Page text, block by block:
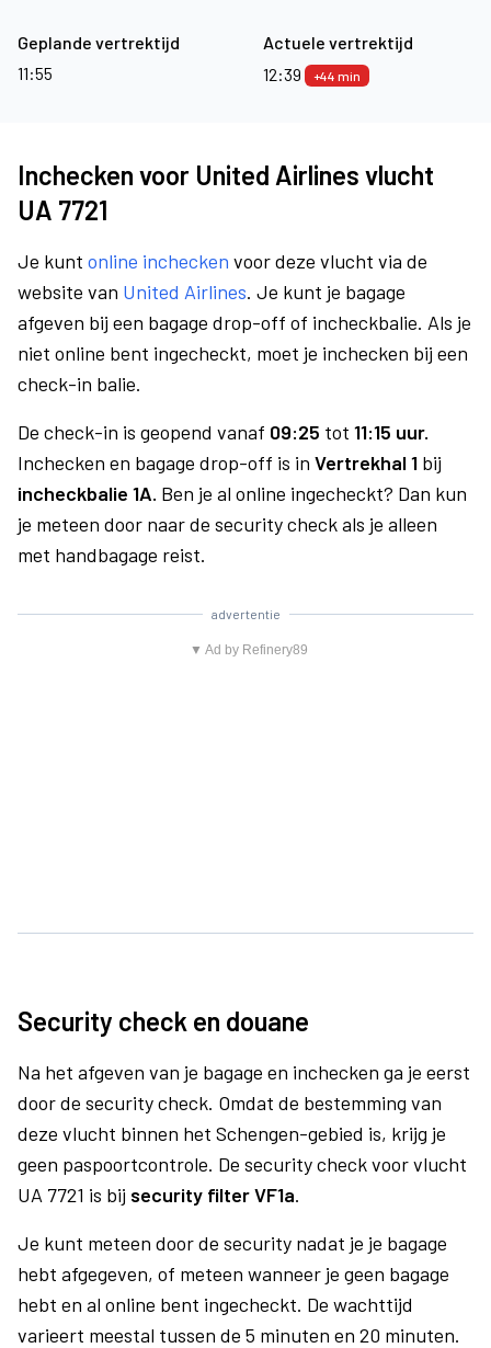
Geplande vertrektijd
11:55
Actuele vertrektijd
12:39
+44 min
Inchecken voor United Airlines vlucht
UA 7721
Je kunt online inchecken voor deze vlucht via de
website van United Airlines. Je kunt je bagage
afgeven bij een bagage drop-off of incheckbalie. Als je
niet online bent ingecheckt, moet je inchecken bij een
check-in balie.
De check-in is geopend vanaf 09:25 tot 11:15 uur.
Inchecken en bagage drop-off is in Vertrekhal 1 bij
incheckbalie 1A. Ben je al online ingecheckt? Dan kun
je meteen door naar de security check als je alleen
met handbagage reist.
advertentie
▼ Ad by Refinery89
Security check en douane
Na het afgeven van je bagage en inchecken ga je eerst
door de security check. Omdat de bestemming van
deze vlucht binnen het Schengen-gebied is, krijg je
geen paspoortcontrole. De security check voor vlucht
UA 7721 is bij security filter VF1a.
Je kunt meteen door de security nadat je je bagage
hebt afgegeven, of meteen wanneer je geen bagage
hebt en al online bent ingecheckt. De wachttijd
varieert meestal tussen de 5 minuten en 20 minuten.